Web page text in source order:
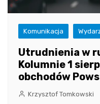
Komunikacja
Utrudnienia w
Kolumnie 1
obchodów
Krzysztof Tomkowski